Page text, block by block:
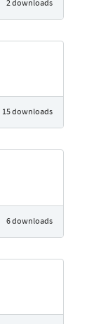
2 downloads
15 downloads
6 downloads